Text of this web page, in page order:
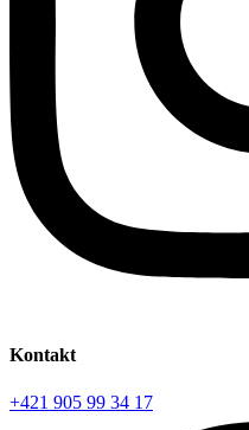
Kontakt
+421 905 99 34 17